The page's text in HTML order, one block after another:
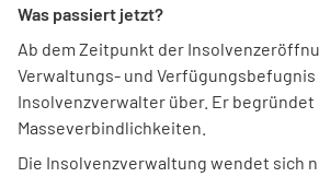
Was passiert jetzt?
Ab dem Zeitpunkt der
Verwaltungs- und Verfügungsbefugnis
Insolvenzverwalter über. Er begründet
Masseverbindlichkeiten.
Die Insolvenzverwaltung wendet sich